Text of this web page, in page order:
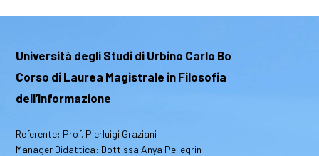
Università degli Studi di Urbino Carlo Bo
Corso di Laurea Magistrale in Filosofia
dell’Informazione
Referente: Prof. Pierluigi Graziani
Manager Didattica: Dott.ssa Anya Pellegrin